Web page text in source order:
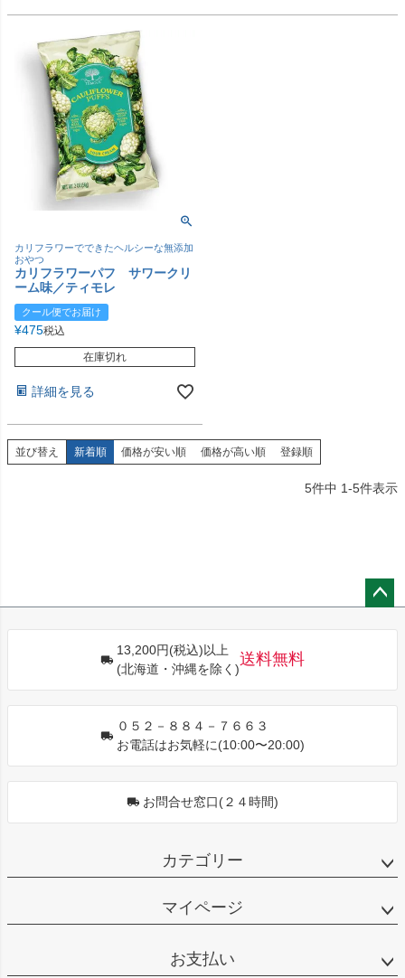
カリフラワーでできたヘルシーな無添加
おやつ
カリフラワーパフ サワークリ
ーム味／ティモレ
クール便でお届け
¥475税込
在庫切れ
詳細を見る
並び替え 新着順 価格が安い順 価格が高い順 登録順
5件中 1-5件表示
13,200円(税込)以上
(北海道・沖縄を除く)
送料無料
０５２－８８４－７６６３
お電話はお気軽に(10:00〜20:00)
お問合せ窓口(２４時間)
カテゴリー
マイページ
お支払い